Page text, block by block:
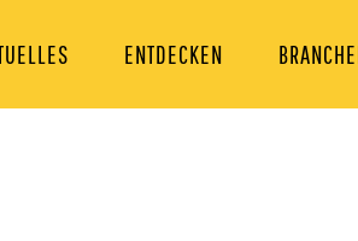
ENTDECKEN